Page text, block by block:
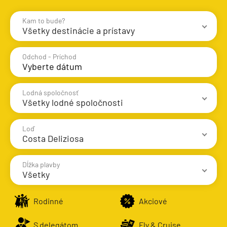
Kam to bude?
Všetky destinácie a prístavy
Destinácie
Stredomorie
Stredomorie a Portugalsko
Východné Stredomorie
Západné Stredomorie
Odchod - Príchod
Lodná spoločnosť
Všetky lodné spoločnosti
AIDA Cruises
Azamara Cruises
Carnival Cruise Line
Celebrity Cruises
Celestyal Cruises
Loď
Costa Deliziosa
AIDAbella
AIDAblu
Dĺžka plavby
Všetky
Rodinné Akciové
S delegátom Fly & Cruise